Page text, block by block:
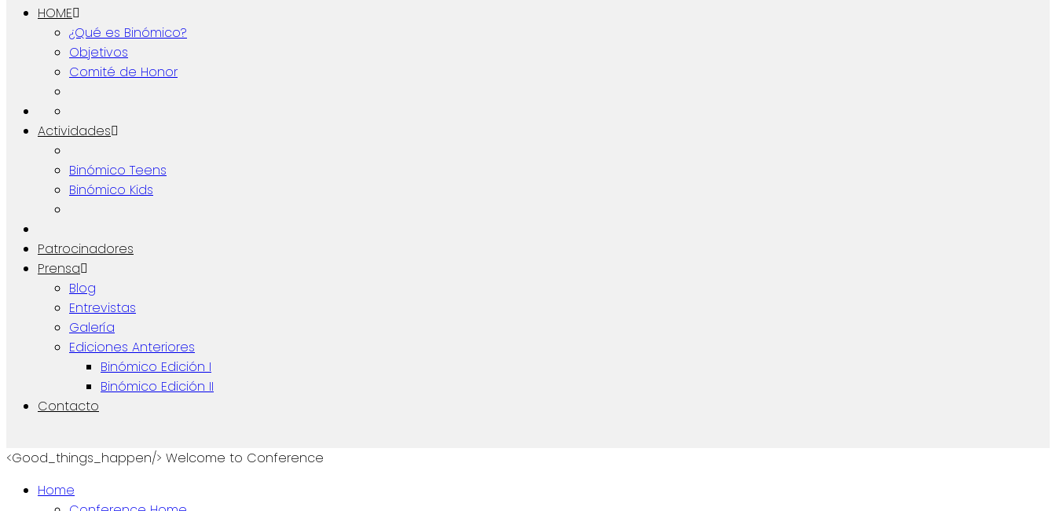
HOME
¿Qué es Binómico?
Objetivos
Comité de Honor
Actividades
Binómico Teens
Binómico Kids
Patrocinadores
Prensa
Blog
Entrevistas
Galería
Ediciones Anteriores
Binómico Edición I
Binómico Edición II
Contacto
<Good_things_happen/> Welcome to Conference
Home